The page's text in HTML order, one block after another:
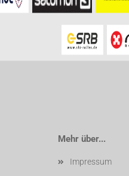
Mehr über...
Impressum